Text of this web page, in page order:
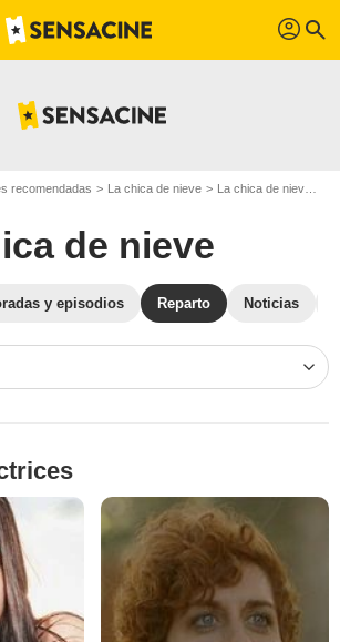
profil search
recomendadas La chica de nieve La chica de nieve T01
de nieve
y episodios Reparto Noticias